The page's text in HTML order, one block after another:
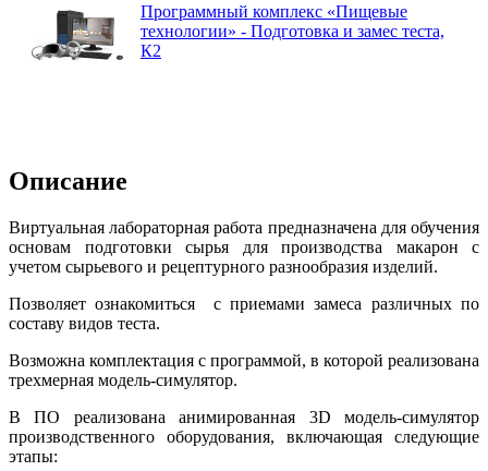
Программный комплекс «Пищевые
технологии» - Подготовка и замес теста,
К2
Описание
Виртуальная лабораторная работа предназначена для обучения
основам подготовки сырья для производства макарон с
учетом сырьевого и рецептурного разнообразия изделий.
Позволяет ознакомиться с приемами замеса различных по
составу видов теста.
Возможна комплектация с программой, в которой реализована
трехмерная модель-симулятор.
В ПО реализована анимированная 3D модель-симулятор
производственного оборудования, включающая следующие
этапы: